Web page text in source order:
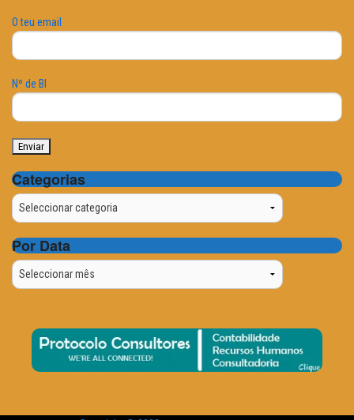
O teu email
Nº de BI
Categorias
Categorias
Por Data
Por
Data